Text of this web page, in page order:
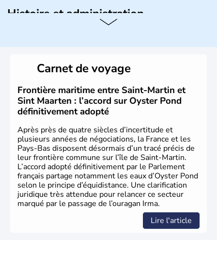
Histoire et administration
rôle dans la construction européenne. Le pays est
représenté par le Roi Willem-Alexander.depuis le 30
avril 2013.
Carnet de voyage
Frontière maritime entre Saint-Martin et
Sint Maarten : l’accord sur Oyster Pond
définitivement adopté
Après près de quatre siècles d’incertitude et
plusieurs années de négociations, la France et les
Pays-Bas disposent désormais d’un tracé précis de
leur frontière commune sur l’île de Saint-Martin.
L’accord adopté définitivement par le Parlement
français partage notamment les eaux d’Oyster Pond
selon le principe d’équidistance. Une clarification
juridique très attendue pour relancer ce secteur
marqué par le passage de l’ouragan Irma.
Lire l'article